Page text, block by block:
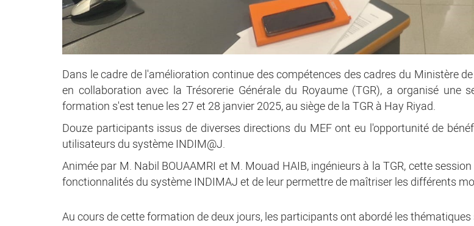
Dans le cadre de l'amélioration continue des compétences des cadres du Ministère
en collaboration avec la Trésorerie Générale du Royaume (TGR), a organisé
formation s'est tenue les 27 et 28 janvier 2025, au siège de la TGR à Hay Riyad.
Douze participants issus de diverses directions du MEF ont eu l'opportunité de
utilisateurs du système INDIM@J.
Animée par M. Nabil BOUAAMRI et M. Mouad HAIB, ingénieurs à la TGR, cette
fonctionnalités du système INDIMAJ et de leur permettre de maîtriser les différents
Au cours de cette formation de deux jours, les participants ont abordé les thématiques